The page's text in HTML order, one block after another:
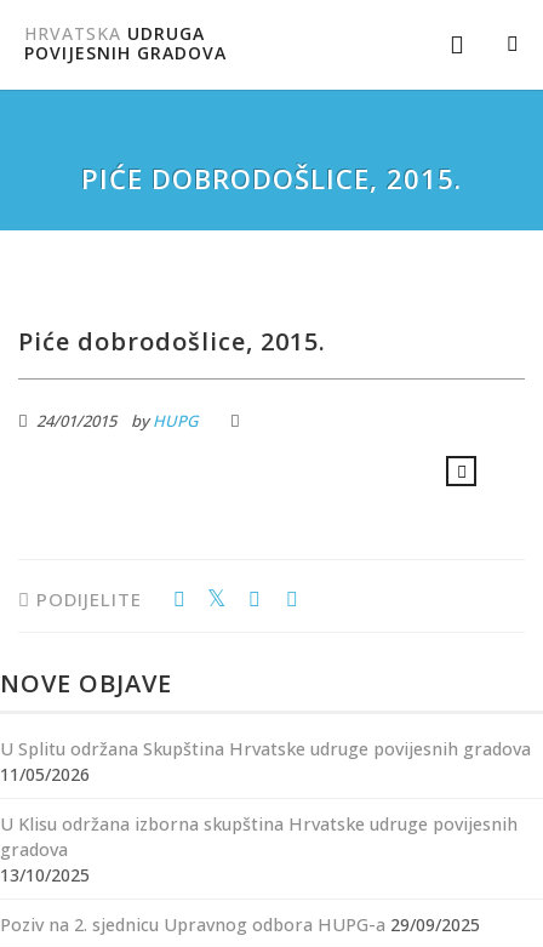
HRVATSKA UDRUGA
POVIJESNIH GRADOVA
PIĆE DOBRODOŠLICE, 2015.
Piće dobrodošlice, 2015.
24/01/2015 byHUPG
PODIJELITE
NOVE OBJAVE
U Splitu održana Skupština Hrvatske udruge povijesnih gradova
11/05/2026
U Klisu održana izborna skupština Hrvatske udruge povijesnih
gradova
13/10/2025
Poziv na 2. sjednicu Upravnog odbora HUPG-a 29/09/2025